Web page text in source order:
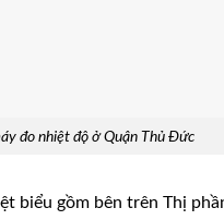
đo nhiệt độ ở Quận Thủ Đức
biểu gồm bên trên Thị